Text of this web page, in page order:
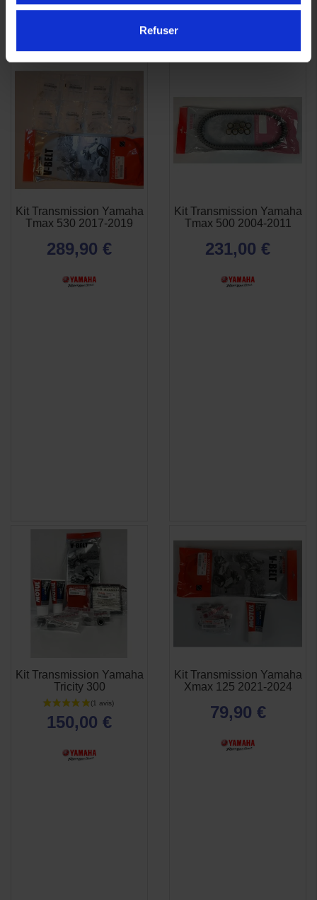
Refuser
Kit Transmission Yamaha
Tmax 530 2017-2019
289,90 €
Kit Transmission Yamaha
Tmax 500 2004-2011
231,00 €
APERÇU
RAPIDE
Kit Transmission Yamaha
Tricity 300
150,00 €
APERÇU
RAPIDE
Kit Transmission Yamaha
Xmax 125 2021-2024
79,90 €
 APERÇU
RAPIDE
 APERÇU
RAPIDE